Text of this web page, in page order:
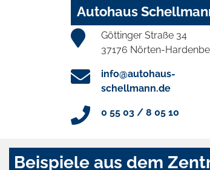
Autohaus
Göttinger Straße 34
37176 Nörten-
info@autohaus-
schellmann.de
0 55 03 / 8 05 10
Beispiele aus dem